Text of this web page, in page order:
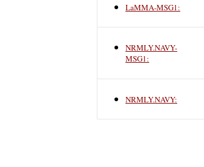
LaMMA-MSG1:
NRMLY.NAVY-
MSG1:
NRMLY.NAVY: